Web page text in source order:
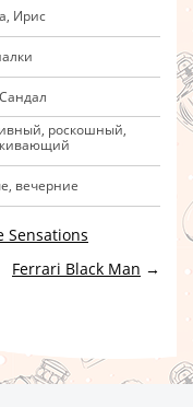
Ирис
роскошный,
вечерние
Sensations
Ferrari Black Man →